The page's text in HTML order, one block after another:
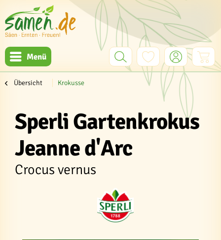
Menü
Übersicht Krokusse
Sperli Gartenkrokus
Jeanne d'Arc
Crocus vernus